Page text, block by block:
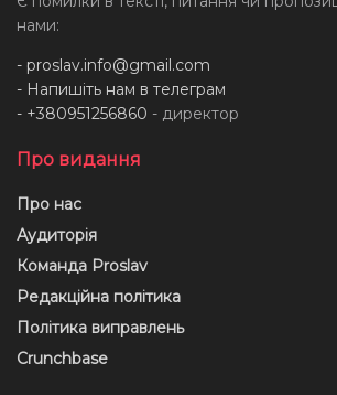
нами:
- proslav.info@gmail.com
- Напишіть нам в телеграм
- +380951256860 - директор
Про видання
Про нас
Аудиторія
Команда Proslav
Редакційна політика
Політика виправлень
Crunchbase